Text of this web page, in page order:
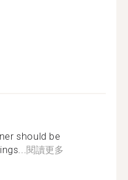
should be
閱讀更多